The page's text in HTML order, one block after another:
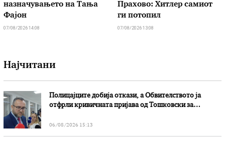
назначувањето на Тања
Фајон
07/08/2026 14:08
Прахово: Хитлер самиот
ги потопил
07/08/2026 13:08
Најчитани
Полицајците добија откази, а Обвителството ја
отфрли кривичната пријава од Тошковски за
06/08/2026 15:13